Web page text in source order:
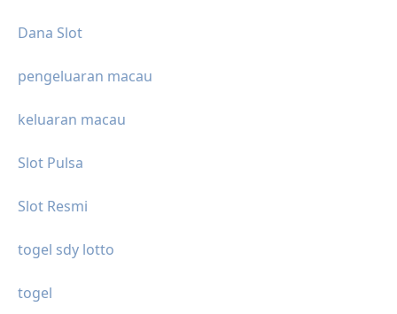
Dana Slot
pengeluaran macau
keluaran macau
Slot Pulsa
Slot Resmi
togel sdy lotto
togel